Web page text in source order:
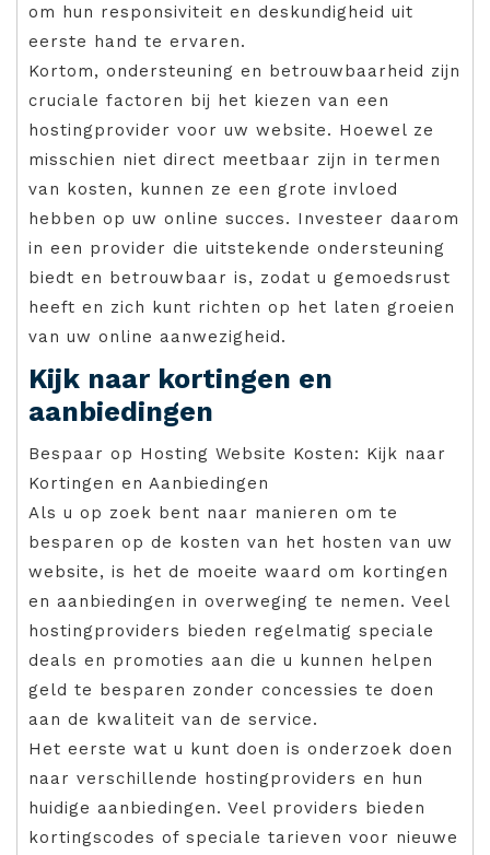
om hun responsiviteit en deskundigheid uit
eerste hand te ervaren.
Kortom, ondersteuning en betrouwbaarheid zijn
cruciale factoren bij het kiezen van een
hostingprovider voor uw website. Hoewel ze
misschien niet direct meetbaar zijn in termen
van kosten, kunnen ze een grote invloed
hebben op uw online succes. Investeer daarom
in een provider die uitstekende ondersteuning
biedt en betrouwbaar is, zodat u gemoedsrust
heeft en zich kunt richten op het laten groeien
van uw online aanwezigheid.
Kijk naar kortingen en
aanbiedingen
Bespaar op Hosting Website Kosten: Kijk naar
Kortingen en Aanbiedingen
Als u op zoek bent naar manieren om te
besparen op de kosten van het hosten van uw
website, is het de moeite waard om kortingen
en aanbiedingen in overweging te nemen. Veel
hostingproviders bieden regelmatig speciale
deals en promoties aan die u kunnen helpen
geld te besparen zonder concessies te doen
aan de kwaliteit van de service.
Het eerste wat u kunt doen is onderzoek doen
naar verschillende hostingproviders en hun
huidige aanbiedingen. Veel providers bieden
kortingscodes of speciale tarieven voor nieuwe